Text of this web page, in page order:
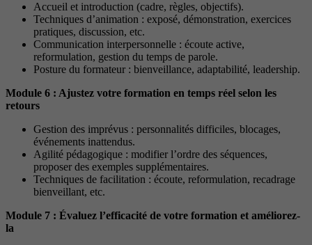
Accueil et introduction (cadre, règles, objectifs).
Techniques d’animation : exposé, démonstration, exercices
pratiques, discussion, etc.
Communication interpersonnelle : écoute active,
reformulation, gestion du temps de parole.
Posture du formateur : bienveillance, adaptabilité, leadership.
Module 6 : Ajustez votre formation en temps réel selon les
retours
Gestion des imprévus : personnalités difficiles, blocages,
événements inattendus.
Agilité pédagogique : modifier l’ordre des séquences,
proposer des exemples supplémentaires.
Techniques de facilitation : écoute, reformulation, recadrage
bienveillant, etc.
Module 7 : Évaluez l’efficacité de votre formation et améliorez-
la